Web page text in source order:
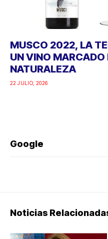
MUSCO 2022, LA
UN VINO MARCADO
NATURALEZA
22 JULIO, 2026
Google
Noticias